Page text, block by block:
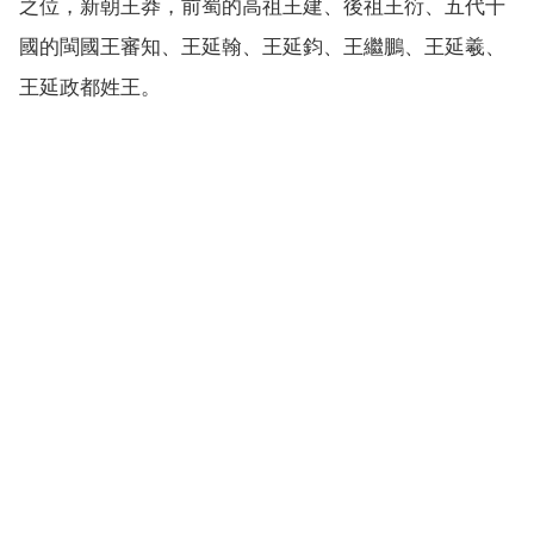
之位，新朝王莽，前蜀的高祖王建、後祖王衍、五代十
國的閩國王審知、王延翰、王延鈞、王繼鵬、王延羲、
王延政都姓王。